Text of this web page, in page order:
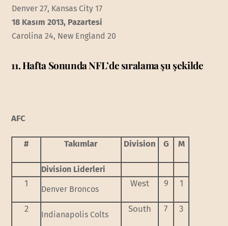
Denver 27, Kansas City 17
18 Kasım 2013, Pazartesi
Carolina 24, New England 20
11. Hafta Sonunda NFL’de sıralama şu şekilde
AFC
# Takımlar Division G M
Division Liderleri
1
Denver Broncos
West 9 1
2
Indianapolis Colts
South 7 3